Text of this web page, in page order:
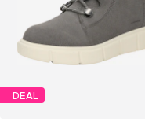
DEAL